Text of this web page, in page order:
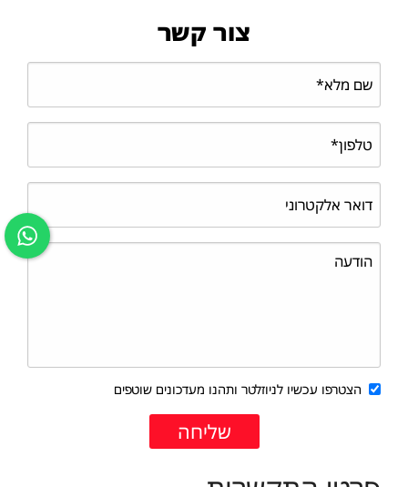
צור קשר
הצטרפו עכשיו לניוזלטר ותהנו מעדכונים שוטפים